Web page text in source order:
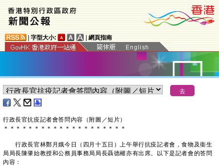
字型大小: 網頁指南
行政長官抗疫記者會答問內容（附圖／短片）
＊ ＊ ＊ ＊ ＊ ＊ ＊ ＊ ＊ ＊ ＊ ＊ ＊ ＊ ＊ ＊ ＊ ＊ ＊ ＊
行政長官林鄭月娥今日（四月十五日）上午舉行抗疫記者會，食物及衞生
局局長陳肇始教授和公務員事務局局長聶德權亦有出席。以下是記者會的答問
內容：